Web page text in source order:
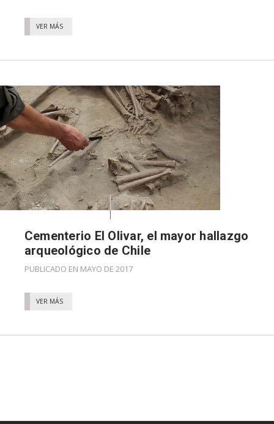
VER MÁS
Cementerio El Olivar, el mayor hallazgo
arqueológico de Chile
PUBLICADO EN MAYO DE 2017
VER MÁS